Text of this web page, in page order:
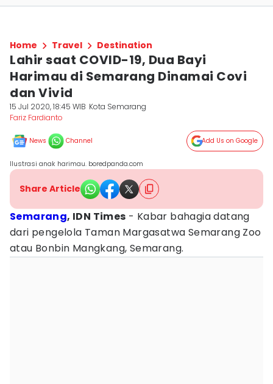
Home Travel Destination
Lahir saat COVID-19, Dua Bayi
Harimau di Semarang Dinamai Covi
dan Vivid
15 Jul 2020, 18:45 WIB Kota Semarang
Fariz Fardianto
News Channel Add Us on Google
Ilustrasi anak harimau. boredpanda.com
Share Article
Semarang, IDN Times - Kabar bahagia datang
dari pengelola Taman Margasatwa Semarang Zoo
atau Bonbin Mangkang, Semarang.